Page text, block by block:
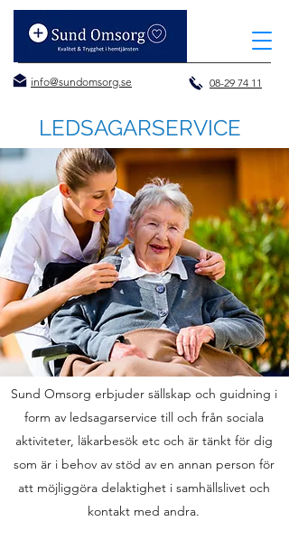
info@sundomsorg.se 08-29 74 11
LEDSAGARSERVICE
Sund Omsorg erbjuder sällskap och guidning i
form av ledsagarservice till och från sociala
aktiviteter, läkarbesök etc och är tänkt för dig
som är i behov av stöd av en annan person för
att möjliggöra delaktighet i samhällslivet och
kontakt med andra.